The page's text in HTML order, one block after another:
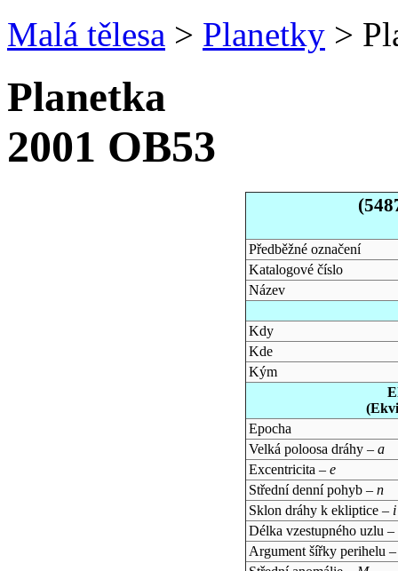
Malá tělesa > Planetky >
Planetka
2001 OB53
Předběžné označení
Katalogové číslo
Název
Kdy
Kde
Kým
Epocha
Velká poloosa dráhy – a
Excentricita – e
Střední denní pohyb – n
Sklon dráhy k ekliptice – i
Délka vzestupného uzlu –
Argument šířky perihelu